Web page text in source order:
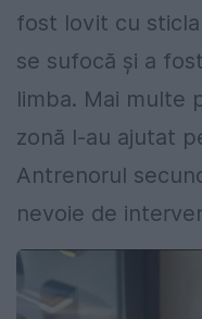
fost lovit cu
se sufocă și a
limba. Mai multe
zonă l-au ajutat
Antrenorul
nevoie de